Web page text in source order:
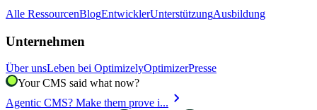
Alle RessourcenBlogEntwicklerUnterstützungAusbildung
Unternehmen
Über unsLeben bei OptimizelyOptimizerPresse
Your CMS said what now?
Agentic CMS? Make them prove i... chevron_right